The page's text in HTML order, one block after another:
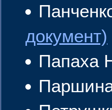
документ)
Папаха